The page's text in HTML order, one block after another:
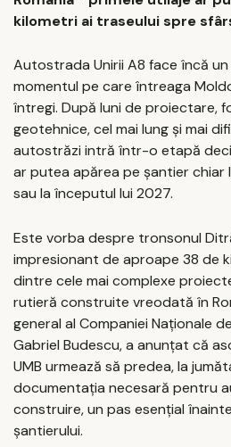
kilometri ai traseului spre
Autostrada Unirii A8 face încă
momentul pe care întreaga
întregi. După luni de proiectare,
geotehnice, cel mai lung și mai
autostrăzi intră într-o etapă
ar putea apărea pe șantier chiar
sau la începutul lui 2027.
Este vorba despre tronsonul
impresionant de aproape 38 de
dintre cele mai complexe
rutieră construite vreodată în
general al Companiei Naționale
Gabriel Budescu, a anunțat că
UMB urmează să predea, la
documentația necesară pentru
construire, un pas esențial
șantierului.